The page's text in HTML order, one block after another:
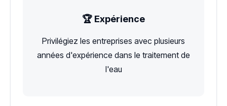
🏆 Expérience
Privilégiez les entreprises avec plusieurs
années d'expérience dans le traitement de
l'eau